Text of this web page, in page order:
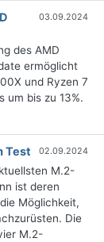
03.09.2024
des AMD
ermöglicht
und Ryzen 7
um bis zu 13%.
Test 02.09.2024
M.2-
ist deren
Möglichkeit,
Die
M.2-